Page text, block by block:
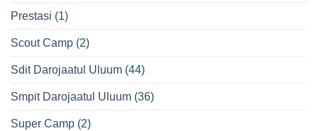
Prestasi (1)
Scout Camp (2)
Sdit Darojaatul Uluum (44)
Smpit Darojaatul Uluum (36)
Super Camp (2)